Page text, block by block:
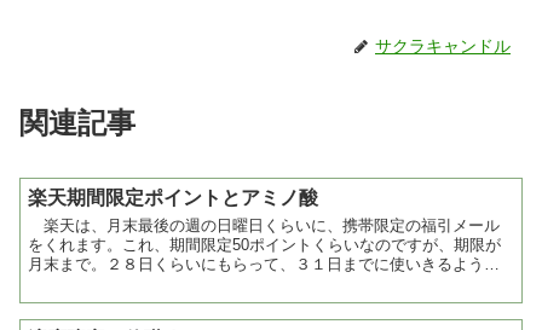
サクラキャンドル
関連記事
楽天期間限定ポイントとアミノ酸
楽天は、月末最後の週の日曜日くらいに、携帯限定の福引メール
をくれます。これ、期間限定50ポイントくらいなのですが、期限が
月末まで。２８日くらいにもらって、３１日までに使いきるように